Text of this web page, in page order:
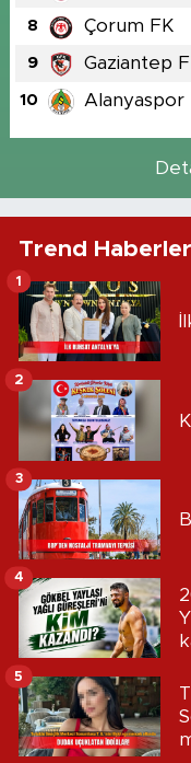
8 Çorum FK
9 Gaziantep
10 Alanyaspor
Trend Haberler
1
2
3
4
5